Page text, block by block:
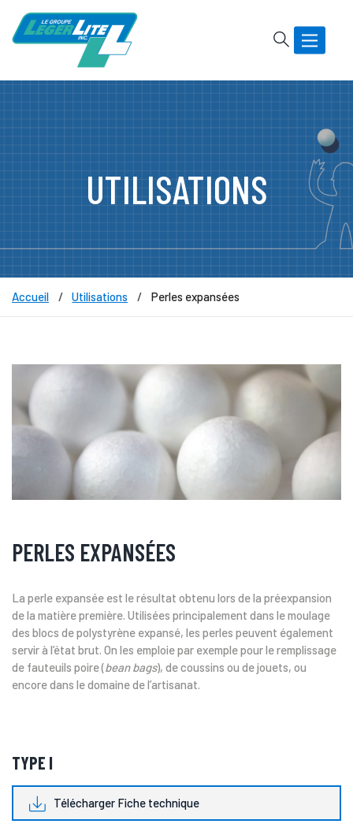
Basculer
la
Rechercher
UTILISATIONS
Accueil Utilisations Perles expansées
PERLES EXPANSÉES
La perle expansée est le résultat obtenu lors de la préexpansion
de la matière première. Utilisées principalement dans le moulage
des blocs de polystyrène expansé, les perles peuvent également
servir à l’état brut. On les emploie par exemple pour le remplissage
de fauteuils poire (bean bags), de coussins ou de jouets, ou
encore dans le domaine de l’artisanat.
TYPE I
Télécharger Fiche technique